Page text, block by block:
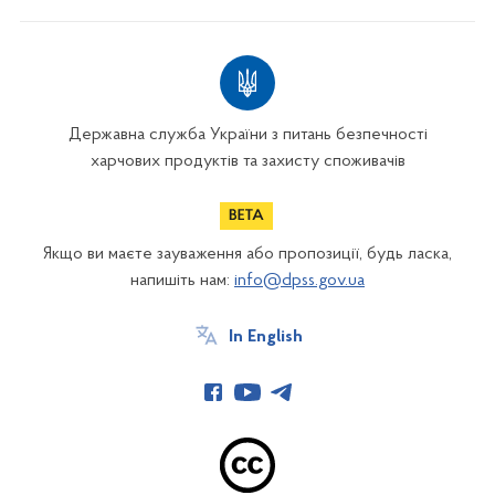
Державна служба України з питань безпечності
харчових продуктів та захисту споживачів
Якщо ви маєте зауваження або пропозиції, будь ласка,
напишіть нам: info@dpss.gov.ua
In English